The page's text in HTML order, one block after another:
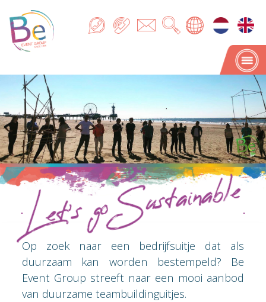
Let's go Sustainable
Let's go Sustainable
Op zoek naar een bedrijfsuitje dat als
duurzaam kan worden bestempeld? Be
Event Group streeft naar een mooi aanbod
van duurzame teambuildinguitjes.